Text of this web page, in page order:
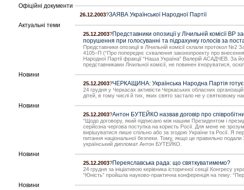
Офіційні документи
26.12.2003?ЗАЯВА Української Народної Партії
Актуальні теми
25.12.2003?Представники опозиції у Лічильній комісії ВР
порушення при голосуванні та підрахунку голосів за
Представники опозиції в Лічильній комісії склали протокол
4105–П (“Про попереднє схвалення законопроекту про внесення
Народної Партії фракції “Наша Україна” Валерій АСАДЧЕВ. За
представниками Лічильної комісії, не повинен ігноруватися,
Новини
25.12.2003?ЧЕРКАЩИНА: Українська Народна Партія готує
24 грудня у Черкасах активісти Черкаських обласних
дітей, в тому числі й тих, яких свято застало не у святковому
Новини
25.12.2003?Антон БУТЕЙКО назвав договір про
“Щодо договору, який підписано між нашим Президентом і
серйозна чергова поступка на користь Росії. Для мене не
вирішуватися лише спільно або за згодою України та Росії. Я
питання національної безпеки. Тому, якщо це правильно подали
український дипломат Антон БУТЕЙКО.
Новини
25.12.2003?Переяславська рада: що святкуватимемо?
24 грудня за ініціативою керівника історичної секції
“Юність” пройшла науково-практична конференція на тему:
Новини